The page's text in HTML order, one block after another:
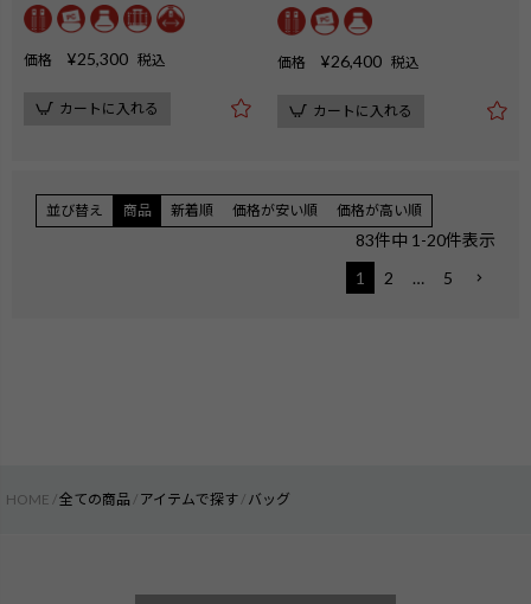
価格 ¥25,300 税込
カートに入れる
価格 ¥26,400 税込
カートに入れる
並び替え 商品 新着順 価格が安い順 価格が高い順
83件中 1 -20件表示
1
2 … 5
HOME 全ての商品 アイテムで探す バッグ